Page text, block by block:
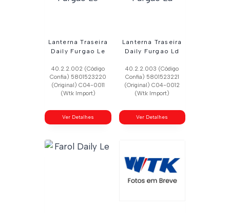
Lanterna Traseira
Daily Furgao Le
40.2.2.002 (Código
Confia) 5801523220
(Original) C04-0011
(Wtk Import)
Ver Detalhes
Lanterna Traseira
Daily Furgao Ld
40.2.2.003 (Código
Confia) 5801523221
(Original) C04-0012
(Wtk Import)
Ver Detalhes